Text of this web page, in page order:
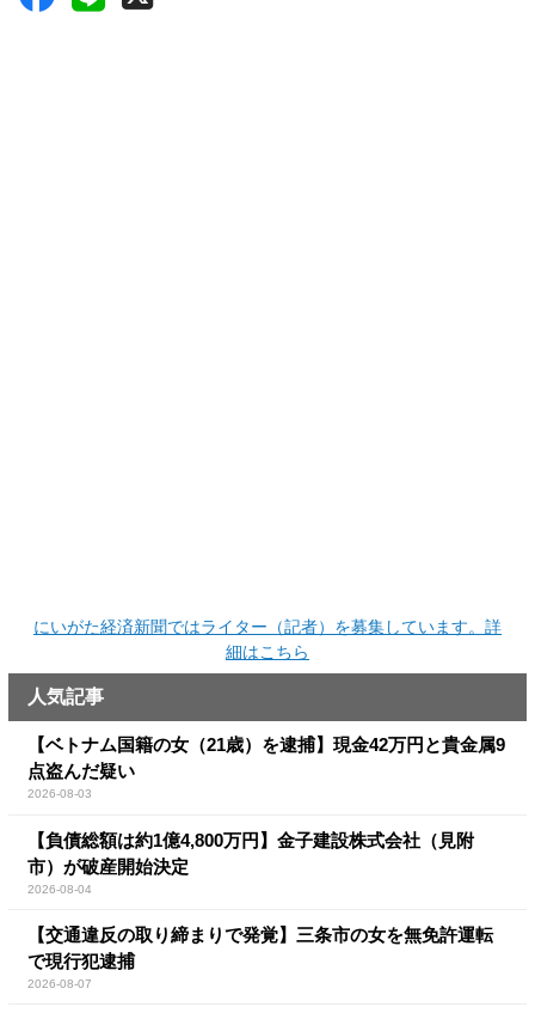
にいがた経済新聞ではライター（記者）を募集しています。詳
細はこちら
人気記事
【ベトナム国籍の女（21歳）を逮捕】現金42万円と貴金属9
点盗んだ疑い
2026-08-03
【負債総額は約1億4,800万円】金子建設株式会社（見附
市）が破産開始決定
2026-08-04
【交通違反の取り締まりで発覚】三条市の女を無免許運転
で現行犯逮捕
2026-08-07